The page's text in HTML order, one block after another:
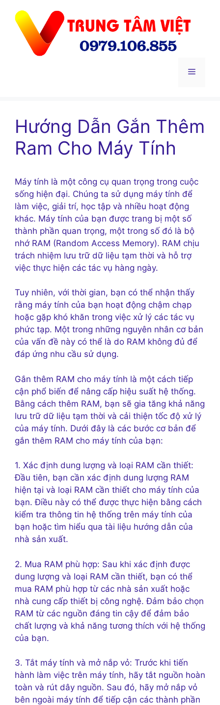
Menu
Hướng Dẫn Gắn Thêm
Ram Cho Máy Tính
Máy tính là một công cụ quan trọng trong cuộc
sống hiện đại. Chúng ta sử dụng máy tính để
làm việc, giải trí, học tập và nhiều hoạt động
khác. Máy tính của bạn được trang bị một số
thành phần quan trọng, một trong số đó là bộ
nhớ RAM (Random Access Memory). RAM chịu
trách nhiệm lưu trữ dữ liệu tạm thời và hỗ trợ
việc thực hiện các tác vụ hàng ngày.
Tuy nhiên, với thời gian, bạn có thể nhận thấy
rằng máy tính của bạn hoạt động chậm chạp
hoặc gặp khó khăn trong việc xử lý các tác vụ
phức tạp. Một trong những nguyên nhân cơ bản
của vấn đề này có thể là do RAM không đủ để
đáp ứng nhu cầu sử dụng.
Gắn thêm RAM cho máy tính là một cách tiếp
cận phổ biến để nâng cấp hiệu suất hệ thống.
Bằng cách thêm RAM, bạn sẽ gia tăng khả năng
lưu trữ dữ liệu tạm thời và cải thiện tốc độ xử lý
của máy tính. Dưới đây là các bước cơ bản để
gắn thêm RAM cho máy tính của bạn:
1. Xác định dung lượng và loại RAM cần thiết:
Đầu tiên, bạn cần xác định dung lượng RAM
hiện tại và loại RAM cần thiết cho máy tính của
bạn. Điều này có thể được thực hiện bằng cách
kiểm tra thông tin hệ thống trên máy tính của
bạn hoặc tìm hiểu qua tài liệu hướng dẫn của
nhà sản xuất.
2. Mua RAM phù hợp: Sau khi xác định được
dung lượng và loại RAM cần thiết, bạn có thể
mua RAM phù hợp từ các nhà sản xuất hoặc
nhà cung cấp thiết bị công nghệ. Đảm bảo chọn
RAM từ các nguồn đáng tin cậy để đảm bảo
chất lượng và khả năng tương thích với hệ thống
của bạn.
3. Tắt máy tính và mở nắp vỏ: Trước khi tiến
hành làm việc trên máy tính, hãy tắt nguồn hoàn
toàn và rút dây nguồn. Sau đó, hãy mở nắp vỏ
bên ngoài máy tính để tiếp cận các thành phần